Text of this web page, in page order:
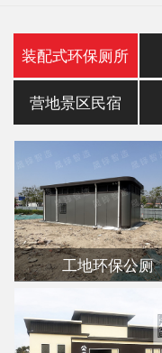
装配式环保厕所
营地景区民宿
工地环保公厕